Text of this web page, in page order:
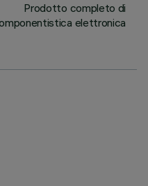
Prodotto completo di
elettronica